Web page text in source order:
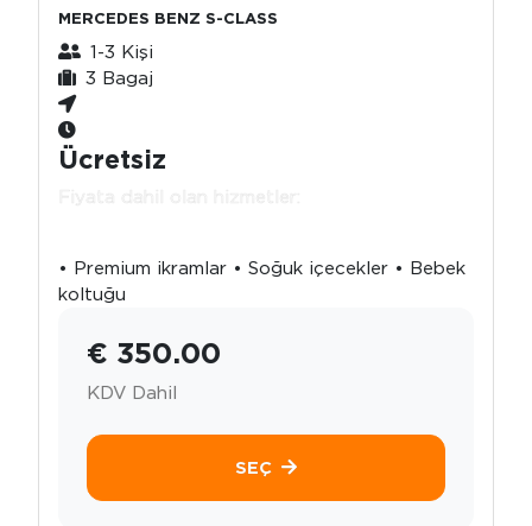
MERCEDES BENZ S-CLASS
1-3 Kişi
3 Bagaj
Ücretsiz
Fiyata dahil olan hizmetler:
• Premium ikramlar • Soğuk içecekler • Bebek
koltuğu
€ 350.00
KDV Dahil
SEÇ